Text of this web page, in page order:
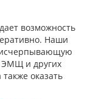
возможность
Наши
исчерпывающую
ЭМЩ и других
оказать